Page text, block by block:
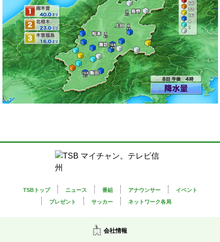
気温
週間天気予報
近県の天気
衛星画像
降水量
レーダーTSBトップ ニュース 番組 アナウンサー
イベント
プレゼント
サッカー ネットワーク各局
会社情報